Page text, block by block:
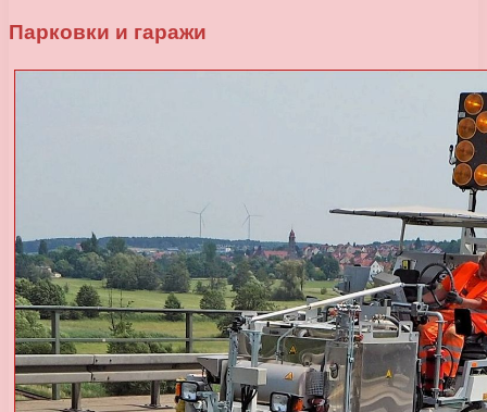
Парковки и гаражи